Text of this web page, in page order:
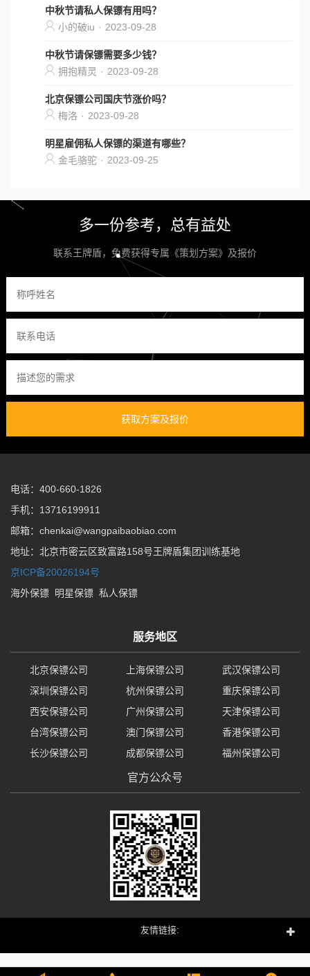
中秋节请私人保镖有用吗？
小的破iu · 2023-09-28
中秋节请保镖需要多少钱？
拥抱精灵 · 2023-09-28
北京保镖公司国庆节涨价吗？
梅洛 · 2023-09-28
明星雇佣私人保镖的渠道有哪些？
金毛骆驼 · 2023-09-25
多一份参考，总有益处
联系王牌盾，免费获得专属《策划方案》及报价
获取方案及报价
电话：400-660-1826
手机：13716199911
邮箱：chenkai@wangpaibaobiao.com
地址：北京市密云区致富路158号王牌盾集团训练基地
京ICP备20026194号
海外保镖
明星保镖 私人保镖
服务地区
北京保镖公司 上海保镖公司
武汉保镖公司
深圳保镖公司
杭州保镖公司
重庆保镖公司
西安保镖公司
广州保镖公司
天津保镖公司
台湾保镖公司
澳门保镖公司
香港保镖公司
长沙保镖公司
成都保镖公司 福州保镖公司
官方公众号
友情链接: